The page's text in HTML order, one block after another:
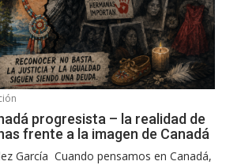
progresista – la realidad de
frente a la imagen de Canadá
García Cuando pensamos en Canadá,